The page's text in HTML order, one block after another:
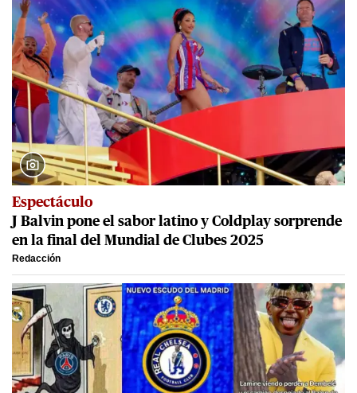
Espectáculo
J Balvin pone el sabor latino y Coldplay sorprende
en la final del Mundial de Clubes 2025
Redacción